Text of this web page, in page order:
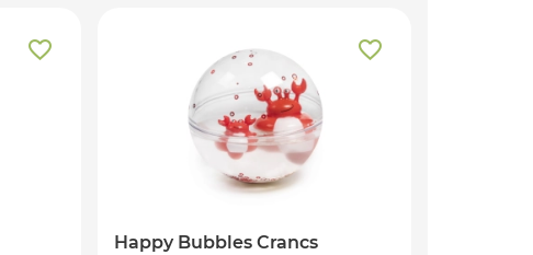
Happy Bubbles Crancs